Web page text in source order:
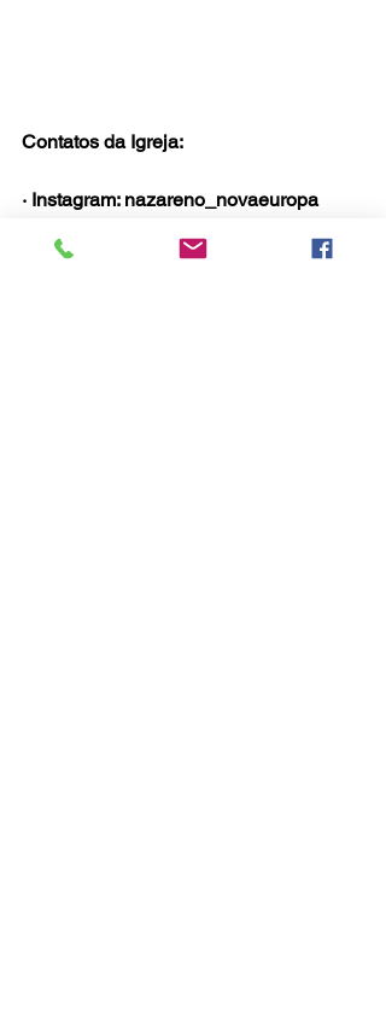
Contatos da Igreja:
· Instagram: nazareno_novaeuropa
inccnovaeuropa@nazareno.com.br